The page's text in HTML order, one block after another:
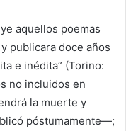
aquellos poemas
publicara doce años
e inédita” (Torino:
no incluidos en
la muerte y
póstumamente—;